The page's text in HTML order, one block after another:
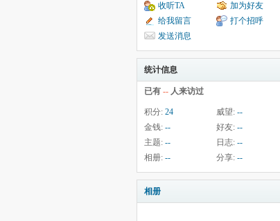
收听TA
加为好友
给我留言
打个招呼
发送消息
统计信息
已有 -- 人来访过
积分: 24 威望: --
金钱: -- 好友: --
主题: -- 日志: --
相册: -- 分享: --
相册